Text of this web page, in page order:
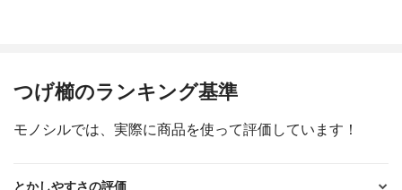
つげ櫛のランキング基準
モノシルでは、実際に商品を使って評価しています！
とかしやすさの評価